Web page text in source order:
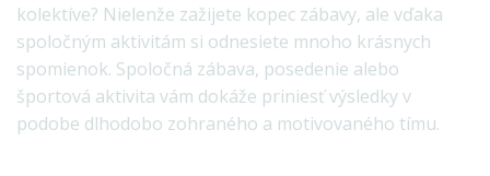
kolektíve? Nielenže zažijete kopec zábavy, ale vďaka
spoločným aktivitám si odnesiete mnoho krásnych
spomienok. Spoločná zábava, posedenie alebo
športová aktivita vám dokáže priniesť výsledky v
podobe dlhodobo zohraného a motivovaného tímu.